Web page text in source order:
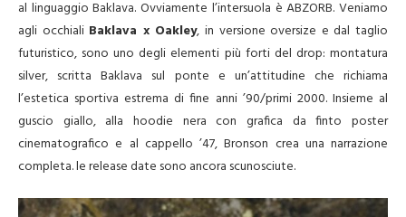
al linguaggio Baklava. Ovviamente l’intersuola è ABZORB. Veniamo
agli occhiali Baklava x Oakley, in versione oversize e dal taglio
futuristico, sono uno degli elementi più forti del drop: montatura
silver, scritta Baklava sul ponte e un’attitudine che richiama
l’estetica sportiva estrema di fine anni ’90/primi 2000. Insieme al
guscio giallo, alla hoodie nera con grafica da finto poster
cinematografico e al cappello ’47, Bronson crea una narrazione
completa. le release date sono ancora scunosciute.